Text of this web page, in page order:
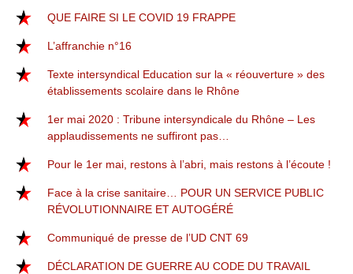
QUE FAIRE SI LE COVID 19 FRAPPE
L’affranchie n°16
Texte intersyndical Education sur la « réouverture » des
établissements scolaire dans le Rhône
1er mai 2020 : Tribune intersyndicale du Rhône – Les
applaudissements ne suffiront pas…
Pour le 1er mai, restons à l’abri, mais restons à l’écoute !
Face à la crise sanitaire… POUR UN SERVICE PUBLIC
RÉVOLUTIONNAIRE ET AUTOGÉRÉ
Communiqué de presse de l’UD CNT 69
DÉCLARATION DE GUERRE AU CODE DU TRAVAIL